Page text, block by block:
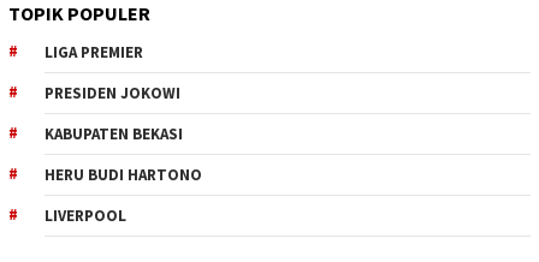
TOPIK POPULER
LIGA PREMIER
PRESIDEN JOKOWI
KABUPATEN BEKASI
HERU BUDI HARTONO
LIVERPOOL